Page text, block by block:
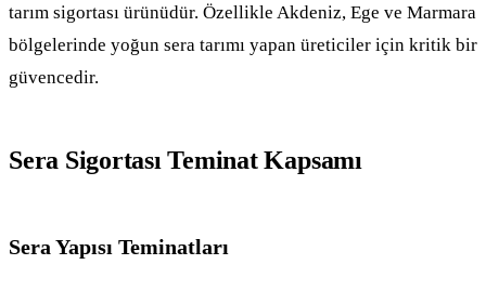
tarım sigortası ürünüdür. Özellikle Akdeniz, Ege ve Marmara
bölgelerinde yoğun sera tarımı yapan üreticiler için kritik bir
güvencedir.
Sera Sigortası Teminat Kapsamı
Sera Yapısı Teminatları